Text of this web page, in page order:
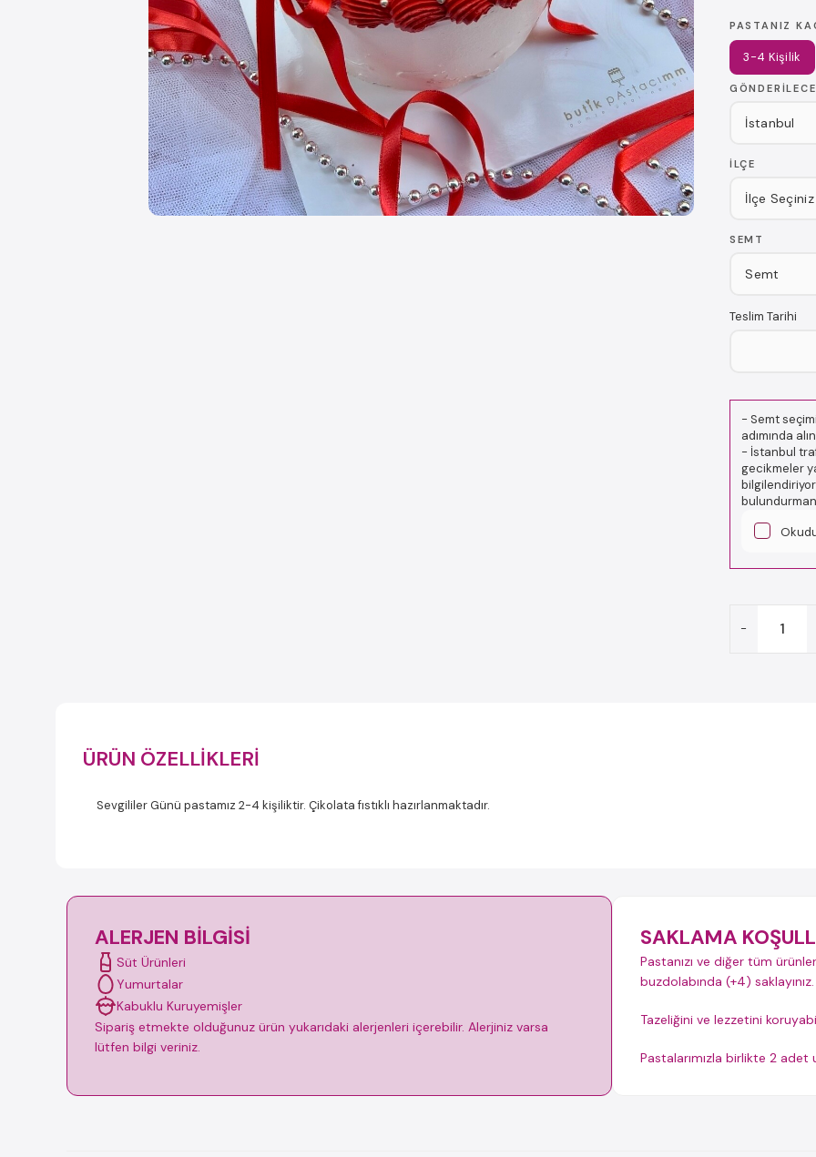
PASTANIZ
3-4 Kişilik
İLÇE
SEMT
Teslim Tarihi
- Semt
adımında
- İstanbul
gecikmeler
-
ÜRÜN ÖZELLIKLERI
Sevgililer Günü pastamız 2-4 kişiliktir. Çikolata fıstıklı hazırlanmaktadır.
ALERJEN BILGISI
Süt Ürünleri
Yumurtalar
Kabuklu Kuruyemişler
Sipariş etmekte olduğunuz ürün yukarıdaki alerjenleri içerebilir. Alerjiniz varsa
lütfen bilgi veriniz.
SAKLAMA
Pastanızı ve diğer tüm
buzdolabında (+4) saklayınız.
Tazeliğini ve lezzetini
Pastalarımızla birlikte 2